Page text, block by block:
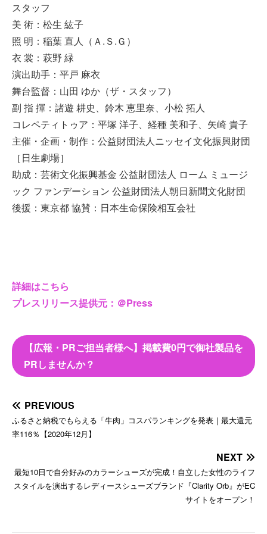
スタッフ
美 術：松生 紘子
照 明：稲葉 直人（Ａ.Ｓ.Ｇ）
衣 裳：萩野 緑
演出助手：平戸 麻衣
舞台監督：山田 ゆか（ザ・スタッフ）
副 指 揮：諸遊 耕史、鈴木 恵里奈、小松 拓人
コレペティトゥア：平塚 洋子、経種 美和子、矢崎 貴子
主催・企画・制作：公益財団法人ニッセイ文化振興財団
［日生劇場］
助成：芸術文化振興基金 公益財団法人 ローム ミュージ
ック ファンデーション 公益財団法人朝日新聞文化財団
後援：東京都 協賛：日本生命保険相互会社
詳細はこちら
プレスリリース提供元：＠Press
【広報・PRご担当者様へ】掲載費0円で御社製品を
PRしませんか？
PREVIOUS
ふるさと納税でもらえる「牛肉」コスパランキングを発表｜最大還元
率116％【2020年12月】
NEXT
最短10日で自分好みのカラーシューズが完成！自立した女性のライフ
スタイルを演出するレディースシューズブランド『Clarity Orb』がEC
サイトをオープン！